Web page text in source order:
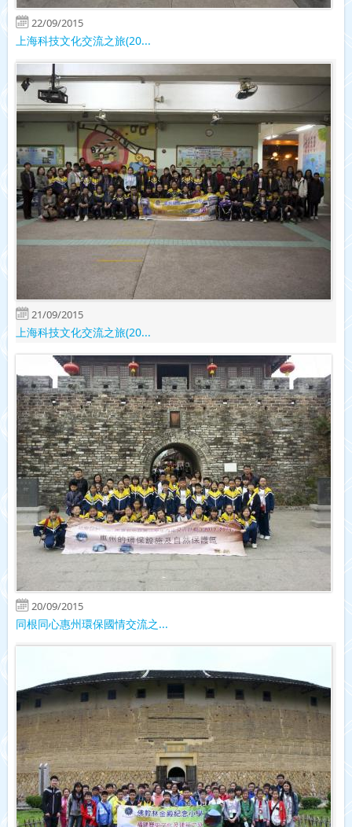
22/09/2015
上海科技文化交流之旅(20...
21/09/2015
上海科技文化交流之旅(20...
20/09/2015
同根同心惠州環保國情交流之...